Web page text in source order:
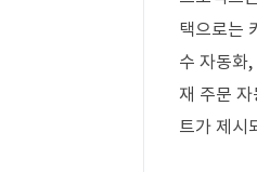
택으로는
수 자동화
재 주문
트가 제시